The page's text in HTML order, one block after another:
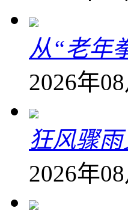
从“老年
2026年
狂风骤
2026年